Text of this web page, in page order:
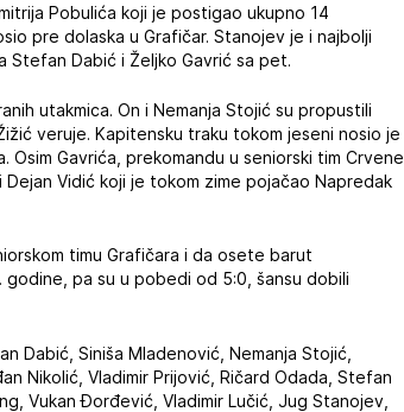
Pobulića koji je postigao ukupno 14
pre dolaska u Grafičar. Stanojev je i najbolji
Dabić i Željko Gavrić sa pet.
utakmica. On i Nemanja Stojić su propustili
veruje. Kapitensku traku tokom jeseni nosio je
Gavrića, prekomandu u seniorski tim Crvene
Vidić koji je tokom zime pojačao Napredak
timu Grafičara i da osete barut
godine, pa su u pobedi od 5:0, šansu dobili
Dabić, Siniša Mladenović, Nemanja Stojić,
Nikolić, Vladimir Prijović, Ričard Odada, Stefan
Vukan Đorđević, Vladimir Lučić, Jug Stanojev,